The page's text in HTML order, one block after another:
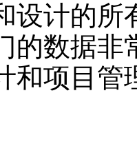
设计的所
的数据非
和项目管